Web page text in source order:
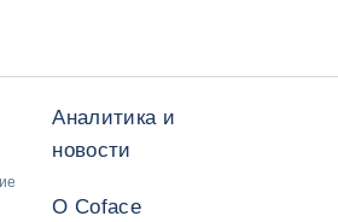
Аналитика и
новости
О Coface